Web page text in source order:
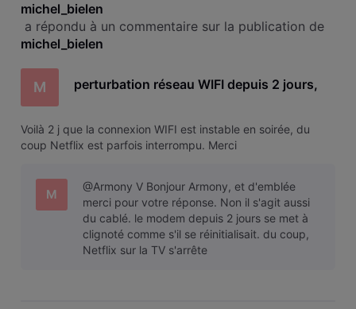
michel_bielen
a répondu à un commentaire sur la publication de
michel_bielen
M perturbation réseau WIFI depuis 2 jours,
Voilà 2 j que la connexion WIFI est instable en soirée, du
coup Netflix est parfois interrompu. Merci
M
@Armony V Bonjour Armony, et d'emblée
merci pour votre réponse. Non il s'agit aussi
du cablé. le modem depuis 2 jours se met à
clignoté comme s'il se réinitialisait. du coup,
Netflix sur la TV s'arrête